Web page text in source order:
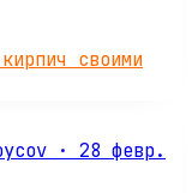
своими
· 28 февр.